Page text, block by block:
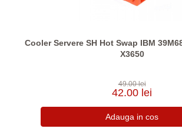
Cooler Servere SH Hot Swap IBM
X3650
49.00 lei
42.00 lei